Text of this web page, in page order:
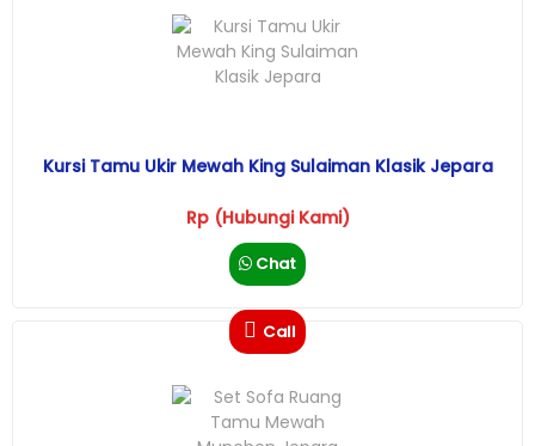
Kursi Tamu Ukir Mewah King Sulaiman Klasik Jepara
Rp (Hubungi Kami)
Chat
Call